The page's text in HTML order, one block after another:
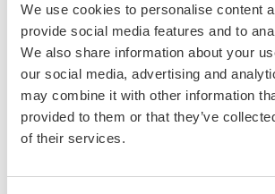
We use cookies to personalise content
provide social media features and to
We also share information about your
our social media, advertising and
may combine it with other information
provided to them or that they’ve
of their services.
Klik påEmbedi kategorienEngagér,
indstillingerne – opløsning, enkelt-
startside, baggrundsfarve og lyd, så
brand.